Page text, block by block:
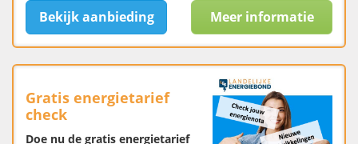
Bekijk aanbieding Meer informatie
Gratis energietarief
check
Doe nu de gratis energietarief